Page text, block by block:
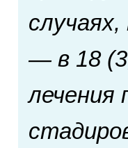
— в 18
лечения